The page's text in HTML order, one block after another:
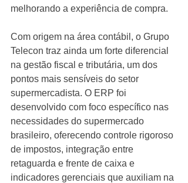
melhorando a experiência de compra.
Com origem na área contábil, o Grupo
Telecon traz ainda um forte diferencial
na gestão fiscal e tributária, um dos
pontos mais sensíveis do setor
supermercadista. O ERP foi
desenvolvido com foco específico nas
necessidades do supermercado
brasileiro, oferecendo controle rigoroso
de impostos, integração entre
retaguarda e frente de caixa e
indicadores gerenciais que auxiliam na